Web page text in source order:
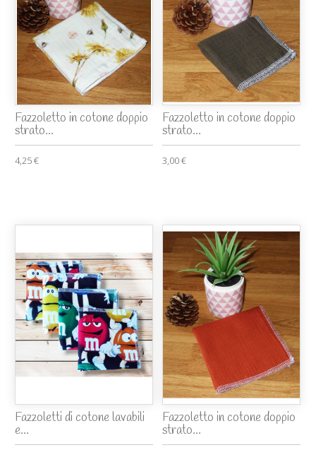
Fazzoletto in cotone doppio
strato...
4,25 €
Fazzoletto in cotone doppio
strato...
3,00 €
Fazzoletti di cotone lavabili
e...
Fazzoletto in cotone doppio
strato...